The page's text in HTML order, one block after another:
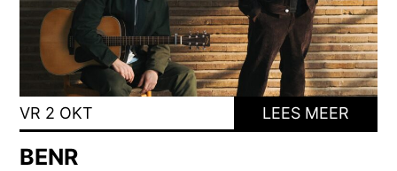
VR 2 OKT LEES MEER
BENR